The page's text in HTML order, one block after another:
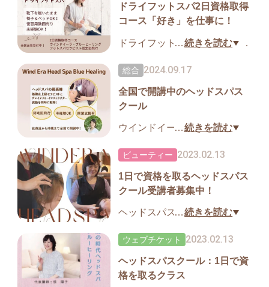
の気持ちよさを体験してくだ
さい。
ヘッドスパセラピストの資格
サロン経営の収益のもう一つ
の柱にヘッドスパスクール事
業をやってみたい！など、質
問会もいたします。
ドライフットスパ2日資格取得
コース「好き」を仕事に！
ドライフットスパ2日間コー
フットリフレクソロジー技術
を学ぶ！
【ドライフットスパセラピス
ト資格】を取得するコース
足もみ＆ふくらはぎもみの技
術が身につくウインドイーラ
の新コースです。ウインドイ
ーラ・フットリフレクソロジ
ー技術と座学を同時に学べる
から即実践が可能です。
…続きを読む
総合 2024.09.17
全国で開講中のヘッドスパス
クール
ウインドイーラヘッドスパ・
は、北海道か沖縄まで全国で
ヘッドスパスクールを開講
中！未経験からプロまでお一
人お一人の夢や目標に合わせ
◆ヘッドスパスクール
※全て認定証発行
◇ヘッドスパ基礎
…続きを読む
ビューティー 2023.02.13
1日で資格を取るヘッドスパス
クール受講者募集中！
ヘッドスパスクール体験レッ
ています。
気持ちよさを味わっていただ
く施術体験20分とスクール説
…続きを読む
ウェブチケット 2023.02.13
ヘッドスパスクール：1日で資
格を取るクラス